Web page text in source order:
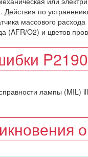
по
массового
(AFR/O2) и цветов
P2190
лампы (MIL)